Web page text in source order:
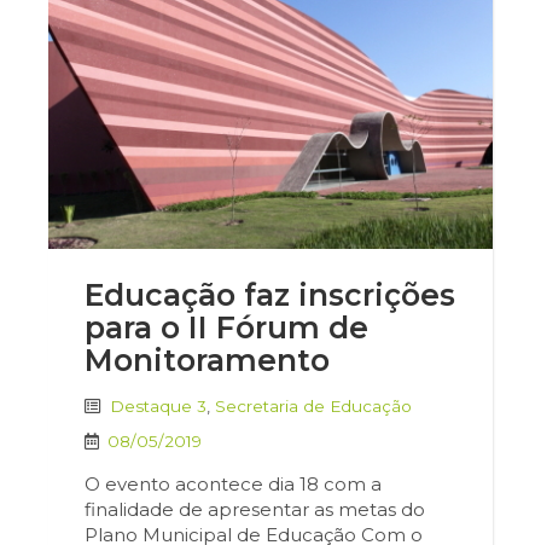
Educação faz inscrições
para o II Fórum de
Monitoramento
Destaque 3 Secretaria de Educação
08/05/2019
O evento acontece dia 18 com a
finalidade de apresentar as metas do
Plano Municipal de Educação Com o